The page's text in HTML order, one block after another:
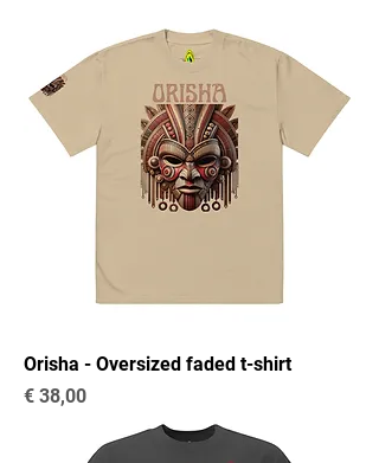
Orisha - Oversized faded t-shirt
Preço
€ 38,00